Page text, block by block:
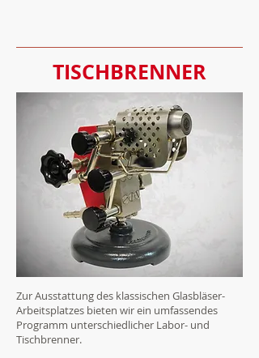
TISCHBRENNER
Zur Ausstattung des klassischen Glasbläser-
Arbeitsplatzes bieten wir ein umfassendes
Programm unterschiedlicher Labor- und
Tischbrenner.